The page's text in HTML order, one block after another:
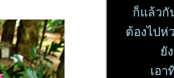
ก็แล้วกั
ต้องไปห่
ง
เอ